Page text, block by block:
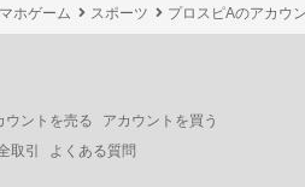
ホゲーム スポーツ プロスピAのアカウ
ウントを売る
アカウントを買う
取引 よくある質問